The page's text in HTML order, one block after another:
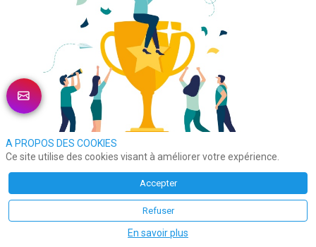
Observatoire des parcours clients 2025
Après une présentation le 2 avril dernier en marge de
l'événement  All 4 Customer, c’est dans un webinar le 27
reviendra sur le détail des résultats et
A PROPOS DES COOKIES
Ce site utilise des cookies visant à améliorer votre expérience.
Accepter
Refuser
En savoir plus